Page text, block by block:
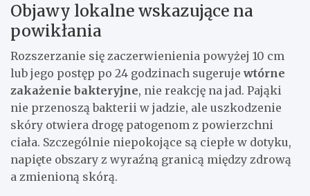
Objawy lokalne wskazujące na
powikłania
Rozszerzanie się zaczerwienienia powyżej 10 cm
lub jego postęp po 24 godzinach sugerujewtórne
zakażenie bakteryjne, nie reakcję na jad. Pająki
nie przenoszą bakterii w jadzie, ale uszkodzenie
skóry otwiera drogę patogenom z powierzchni
ciała. Szczególnie niepokojące są ciepłe w dotyku,
napięte obszary z wyraźną granicą między zdrową
a zmienioną skórą.